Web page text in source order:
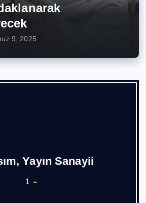
9, 2025
Yayın Sanayii
1